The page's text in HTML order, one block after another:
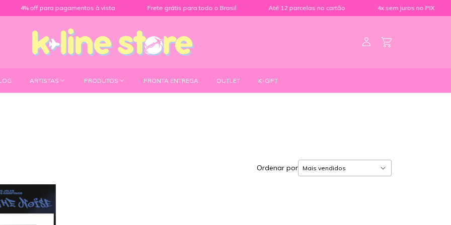
4% off para pagamentos à vista Frete grátis para todo o Brasil Até 12 parcelas no cartão 4x sem juros no PIX
ARTISTAS PRODUTOS PRONTA ENTREGA OUTLET K-GIFT
Ordenar por